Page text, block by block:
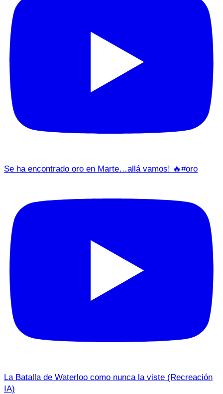
Se ha encontrado oro en Marte…allá vamos! 🔥#oro
La Batalla de Waterloo como nunca la viste (Recreación
IA)